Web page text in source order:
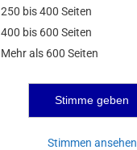
250 bis 400 Seiten
400 bis 600 Seiten
Mehr als 600 Seiten
Stimmen ansehen